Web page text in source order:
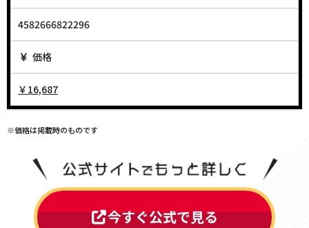
4582666822296
価格
￥16,687
※価格は掲載時のものです
今すぐ公式で見る